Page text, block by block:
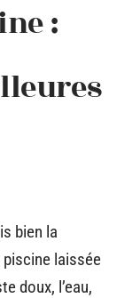
:
bien la
piscine laissée
doux, l’eau,